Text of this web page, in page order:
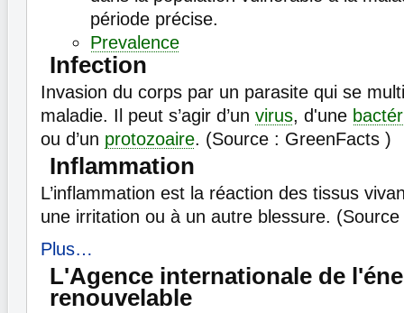
période précise.
Prevalence
Infection
Invasion du corps par un parasite qui se
maladie. Il peut s’agir d’un virus, d'une
ou d’un protozoaire. (Source : GreenFacts )
Inflammation
L’inflammation est la réaction des tissus
une irritation ou à un autre blessure.
Plus…
L'Agence internationale de
renouvelable